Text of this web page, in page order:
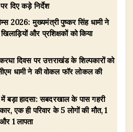
दिए कड़े निर्देश
2026: मुख्यमंत्री पुष्कर सिंह धामी ने
और प्रशिक्षकों को किया
दिवस पर उत्तराखंड के शिल्पकारों को
धामी ने की वोकल फॉर लोकल की
में बड़ा हादसा: सबदरखाल के पास गहरी
एक ही परिवार के 5 लोगों की मौत, 1
1 लापता